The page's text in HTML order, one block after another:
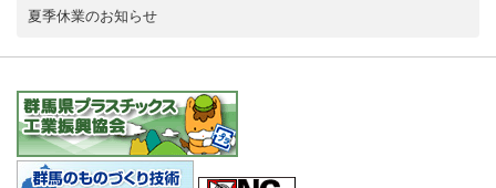
夏季休業のお知らせ